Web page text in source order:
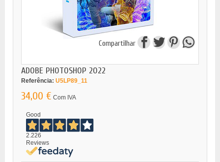
Compartilhar
ADOBE PHOTOSHOP 2022
Referência: U5LP89_11
34,00 € Com IVA
Good
2.226
Reviews